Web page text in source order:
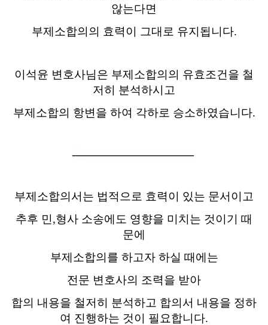
않는다면
부제소합의의 효력이 그대로 유지됩니다.
이석윤 변호사님은 부제소합의의 유효조건을 철
저히 분석하시고
부제소합의 항변을 하여 각하로 승소하였습니다.
―――――――――――
부제소합의서는 법적으로 효력이 있는 문서이고
추후 민,형사 소송에도 영향을 미치는 것이기 때
문에
부제소합의를 하고자 하실 때에는
전문 변호사의 조력을 받아
합의 내용을 철저히 분석하고 합의서 내용을 정하
여 진행하는 것이 필요합니다.